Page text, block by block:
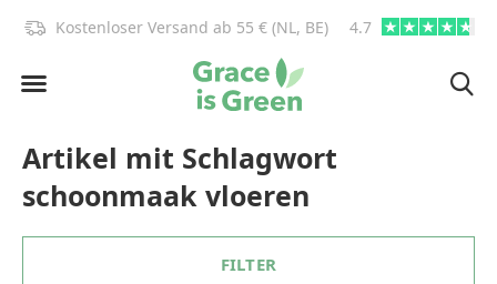
Kostenloser Versand ab 55 € (NL, BE) 4.7
Artikel mit Schlagwort
schoonmaak vloeren
FILTER